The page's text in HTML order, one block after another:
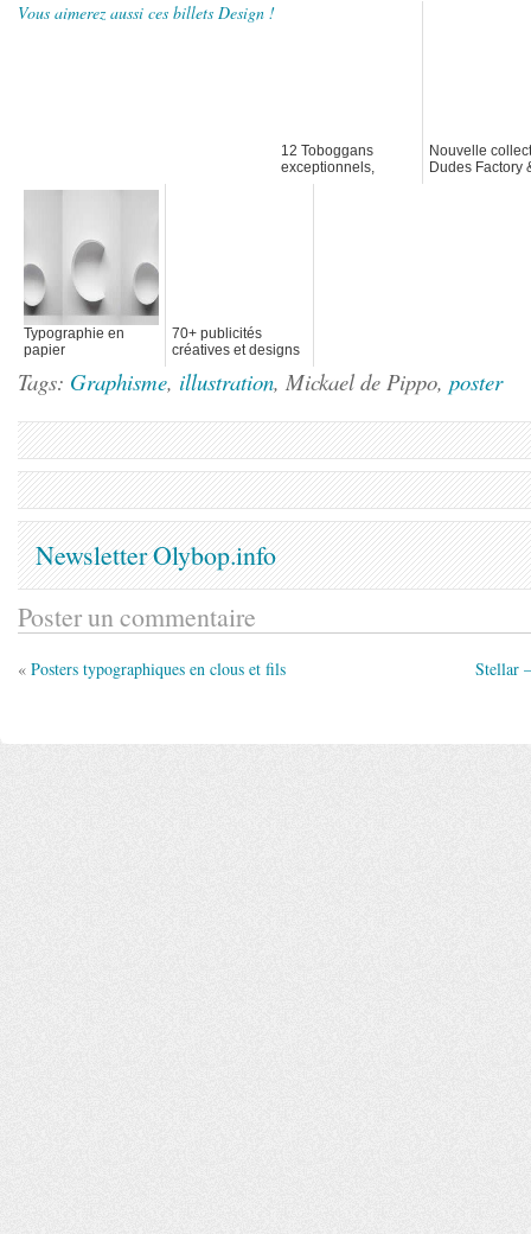
Vous aimerez aussi ces billets Design !
12 Toboggans
exceptionnels,
insolites et Design
Nouvelle
Dudes Factory
Typographie en
papier
70+ publicités
créatives et designs
Tags: Graphisme, illustration, Mickael de Pippo, poster
Newsletter Olybop.info
Poster un commentaire
« Posters typographiques en clous et fils Stellar